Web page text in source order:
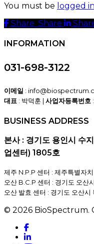
You must be logged in
Share
Share Share
INFORMATION
031-698-3122
이메일 :
대표 : 박덕훈 | 사업자등록번호
BUSINESS ADDRESS
본사 : 경기도 용인시 수
업센터) 1805호
제주 N.P.P 센터 : 제주특별자
오산 B.C.P 센터 : 경기도 오산
오산 발효 센터 : 경기도 오산
© 2026 BioSpectrum.
facebook
linkedin